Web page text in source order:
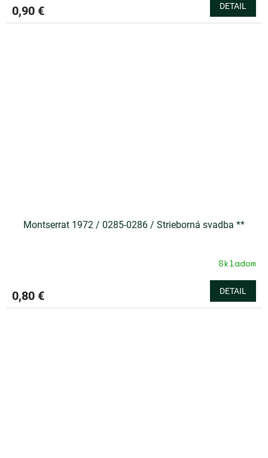
0,90 € DETAIL
Montserrat 1972 / 0285-0286 / Strieborná svadba **
Skladom
0,80 € DETAIL